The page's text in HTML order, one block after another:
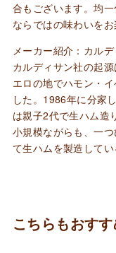
合もございます。均
ならではの味わいをお
メーカー紹介：カル
カルディサン社の起
エロの地でハモン・
した。1986年に分家
は親子2代で生ハム造
小規模ながらも、一
て生ハムを製造してい
こちらもおす